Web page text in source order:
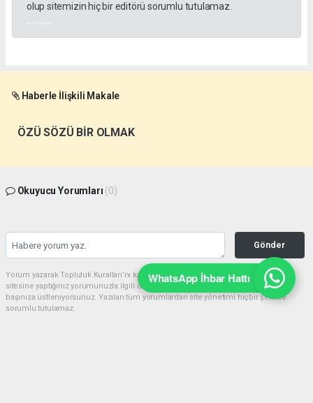
olup sitemizin hiç bir editörü sorumlu tutulamaz.
Haberle İlişkili Makale
ÖZÜ SÖZÜ BİR OLMAK
Okuyucu Yorumları (0)
Gönder
Yorum yazarak Topluluk Kuralları’nı kabul etmiş bulunuyor ve akyazimeydan.com
sitesine yaptığınız yorumunuzla ilgili doğrudan veya dolaylı tüm sorumluluğu tek
başınıza üstleniyorsunuz. Yazılan tüm yorumlardan site yönetimi hiçbir şekilde
sorumlu tutulamaz.
WhatsApp İhbar Hattı